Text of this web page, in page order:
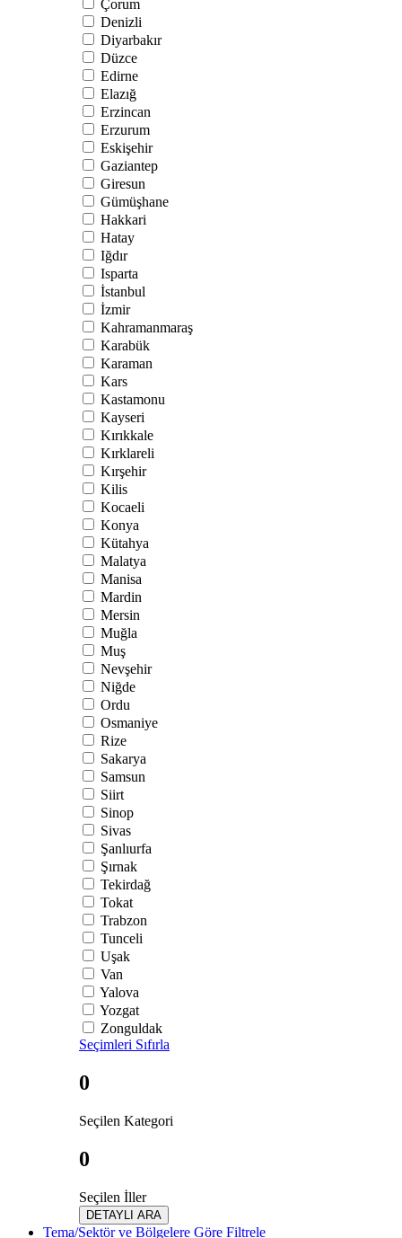
Çorum
Denizli
Diyarbakır
Düzce
Edirne
Elazığ
Erzincan
Erzurum
Eskişehir
Gaziantep
Giresun
Gümüşhane
Hakkari
Hatay
Iğdır
Isparta
İstanbul
İzmir
Kahramanmaraş
Karabük
Karaman
Kars
Kastamonu
Kayseri
Kırıkkale
Kırklareli
Kırşehir
Kilis
Kocaeli
Konya
Kütahya
Malatya
Manisa
Mardin
Mersin
Muğla
Muş
Nevşehir
Niğde
Ordu
Osmaniye
Rize
Sakarya
Samsun
Siirt
Sinop
Sivas
Şanlıurfa
Şırnak
Tekirdağ
Tokat
Trabzon
Tunceli
Uşak
Van
Yalova
Yozgat
Zonguldak
Seçimleri Sıfırla
0
Seçilen Kategori
0
Seçilen İller
DETAYLI ARA
Tema/Sektör ve Bölgelere Göre Filtrele